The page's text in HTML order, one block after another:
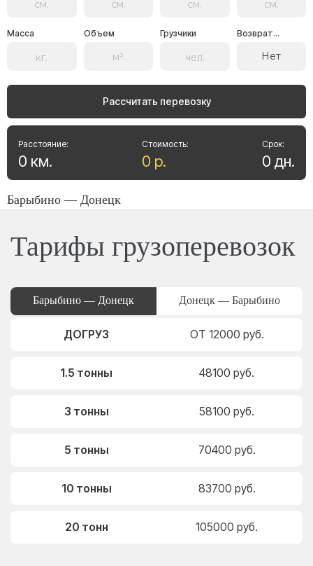
Масса Объем Грузчики Возврат...
Нет
Рассчитать перевозку
Стоимость:
0 р.
Расстояние:
0 км.
Срок:
0 дн.
Барыбино — Донецк
Тарифы грузоперевозок
Барыбино — Донецк Донецк — Барыбино
ДОГРУЗ ОТ 12000 руб.
1.5 тонны 48100 руб.
3 тонны 58100 руб.
5 тонны 70400 руб.
10 тонны 83700 руб.
20 тонн 105000 руб.